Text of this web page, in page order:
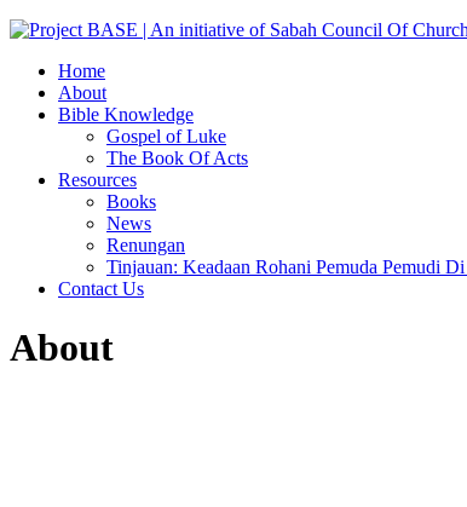
Home
About
Bible Knowledge
Gospel of Luke
The Book Of Acts
Resources
Books
News
Renungan
Tinjauan: Keadaan Rohani Pemuda Pemudi Di
Contact Us
About